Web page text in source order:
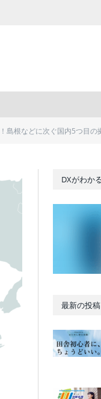
島根などに次ぐ国内5つ目の
DXがわか
最新の投稿